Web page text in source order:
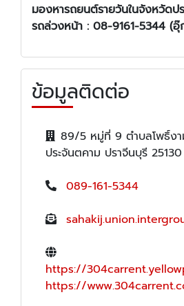
มองหารถยนต์รายวันในจังหวัดป
รถล่วงหน้า : 08-9161-5344 (อุ๊
ข้อมูลติดต่อ
89/5 หมู่ที่ 9 ตำบลโพธิ์งา
ประจันตคาม ปราจีนบุรี 25130
089-161-5344
https://
https://